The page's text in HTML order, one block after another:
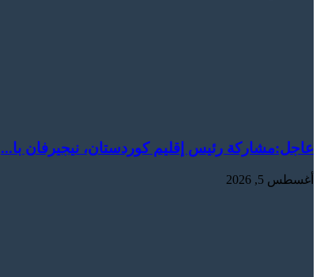
عاجل:‏مشاركة رئيس إقليم كوردستان، نيجيرفان با...
أغسطس 5, 2026